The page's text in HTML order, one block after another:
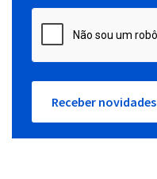
Receber novidades